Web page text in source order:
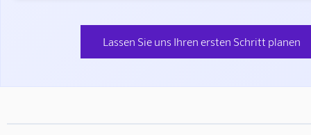
Lassen Sie uns Ihren ersten Schritt planen